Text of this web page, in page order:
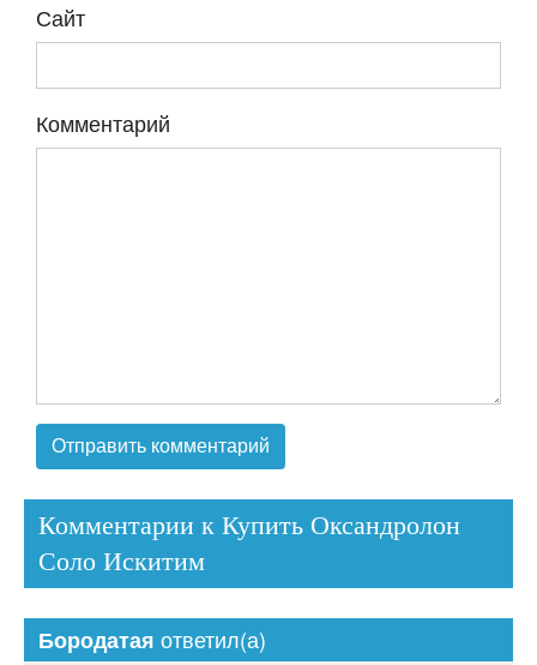
Сайт
Комментарий
Комментарии к Купить Оксандролон
Соло Искитим
Бородатая ответил(а)